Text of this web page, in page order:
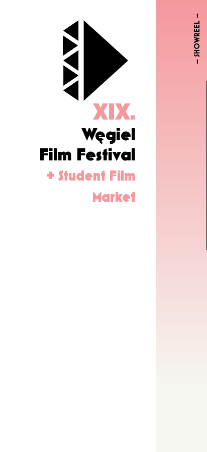
XIX.
Węgiel
Film Festival
+ Student Film
Market
– SHOWREEL –